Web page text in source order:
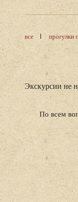
все прогулки
Экскурсии не
По всем